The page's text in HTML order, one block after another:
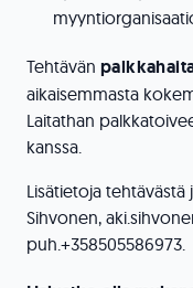
Tehtävän
aikaisemmasta
Laitathan
kanssa.
Lisätietoja
Sihvonen,
puh.+358505586973.